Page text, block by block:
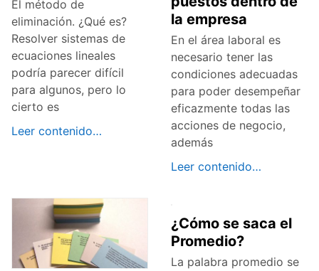
El método de
eliminación. ¿Qué es?
Resolver sistemas de
ecuaciones lineales
podría parecer difícil
para algunos, pero lo
cierto es
Leer contenido…
la empresa
En el área laboral es
necesario tener las
condiciones adecuadas
para poder desempeñar
eficazmente todas las
acciones de negocio,
además
Leer contenido…
¿Cómo se saca el
Promedio?
La palabra promedio se